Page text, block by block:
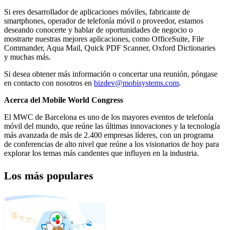
Si eres desarrollador de aplicaciones móviles, fabricante de
smartphones, operador de telefonía móvil o proveedor, estamos
deseando conocerte y hablar de oportunidades de negocio o
mostrarte nuestras mejores aplicaciones, como OfficeSuite, File
Commander, Aqua Mail, Quick PDF Scanner, Oxford Dictionaries
y muchas más.
Si desea obtener más información o concertar una reunión, póngase
en contacto con nosotros en bizdev@mobisystems.com.
Acerca del Mobile World Congress
El MWC de Barcelona es uno de los mayores eventos de telefonía
móvil del mundo, que reúne las últimas innovaciones y la tecnología
más avanzada de más de 2.400 empresas líderes, con un programa
de conferencias de alto nivel que reúne a los visionarios de hoy para
explorar los temas más candentes que influyen en la industria.
Los más populares